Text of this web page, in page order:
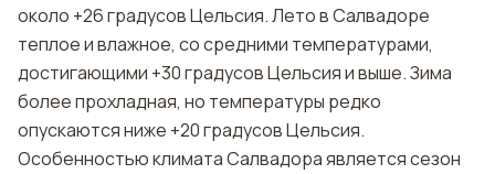
около +26 градусов Цельсия. Лето в Салвадоре
теплое и влажное, со средними температурами,
достигающими +30 градусов Цельсия и выше. Зима
более прохладная, но температуры редко
опускаются ниже +20 градусов Цельсия.
Особенностью климата Салвадора является сезон